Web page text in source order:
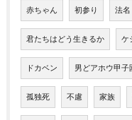
赤ちゃん 初参り 法名
君たちはどう生きるか ケ
ドカベン 男どアホウ甲子
孤独死 不慮 家族